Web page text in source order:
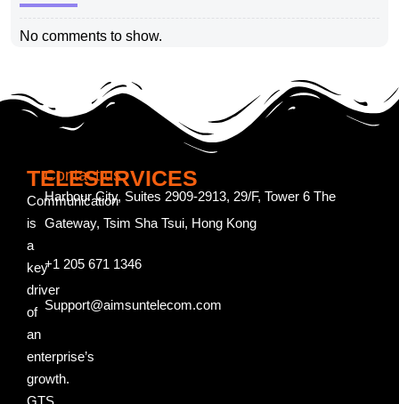
No comments to show.
TELESERVICES
Communication
is
a
key
driver
of
an
enterprise’s
growth.
GTS
Contact us
Harbour City, Suites 2909-2913, 29/F, Tower 6 The
Gateway, Tsim Sha Tsui, Hong Kong
+1 205 671 1346
Support@aimsuntelecom.com